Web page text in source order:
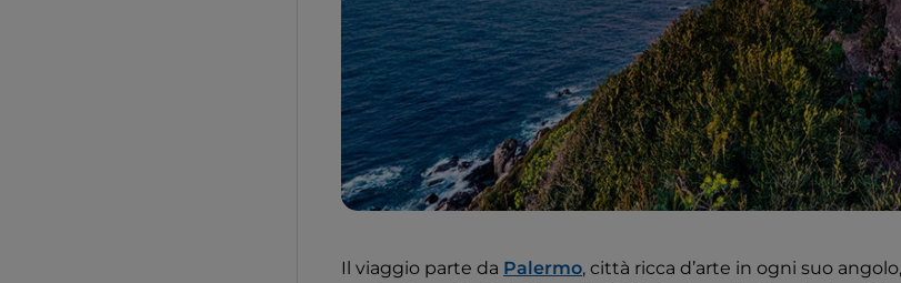
Il viaggio parte da Palermo, città ricca d’arte in ogni suo